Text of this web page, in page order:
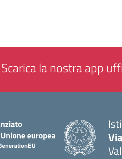
Scarica la nostra app